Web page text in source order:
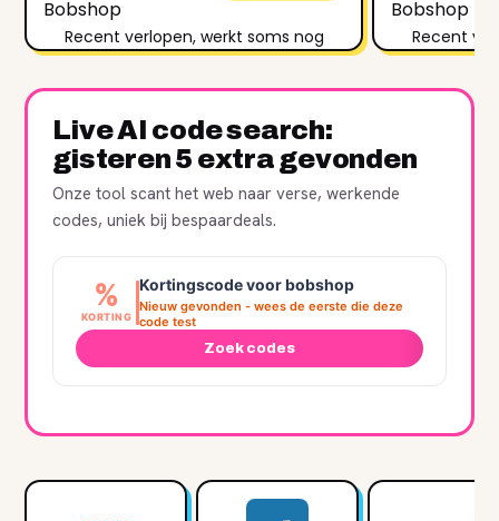
Bobshop
Recent verlopen, werkt soms nog
Bobshop
Recent
Live AI code search:
gisteren 5 extra gevonden
Onze tool scant het web naar verse, werkende
codes, uniek bij bespaardeals.
%
KORTING
Kortingscode voor bobshop
Nieuw gevonden - wees de eerste die deze
code test
Zoek codes